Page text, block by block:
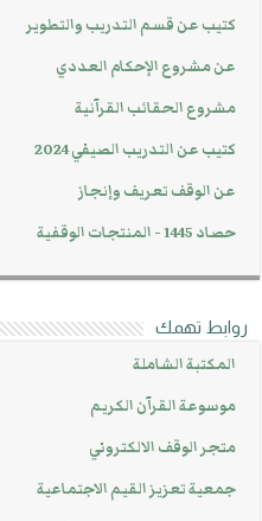
كتيب عن قسم التدريب والتطوير
عن مشروع الإحكام العددي
مشروع الحقائب القرآنية
كتيب عن التدريب الصيفي 2024
عن الوقف تعريف وإنجاز
حصاد 1445 - المنتجات الوقفية
روابط تهمك
المكتبة الشاملة
موسوعة القرآن الكريم
متجر الوقف الالكتروني
جمعية تعزيز القيم الاجتماعية